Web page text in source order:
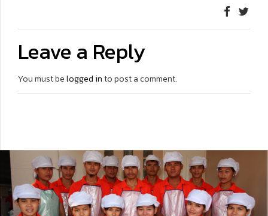
Leave a Reply
You must belogged into post a comment.